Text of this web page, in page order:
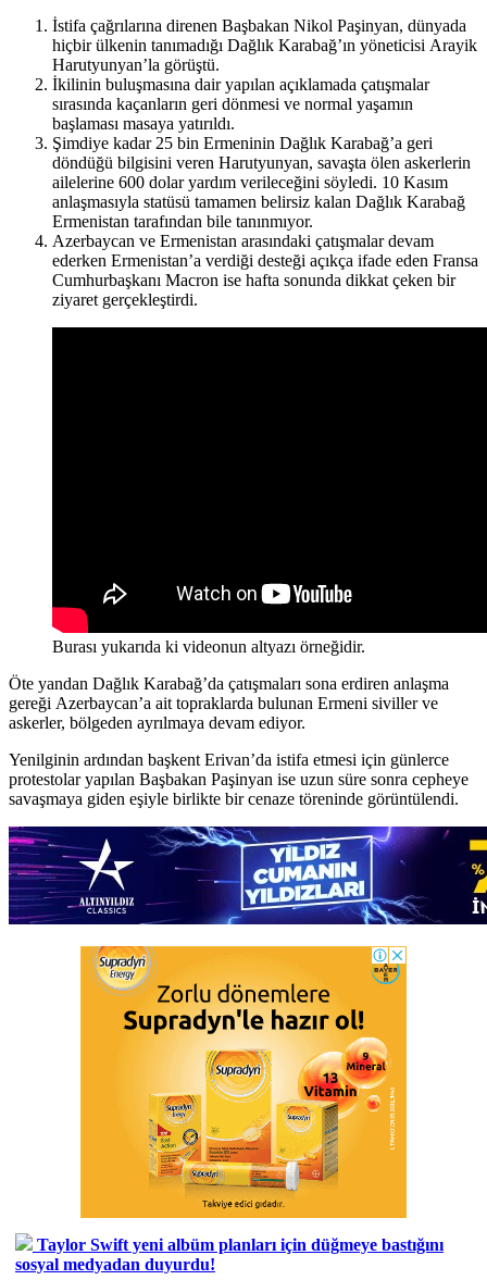
İstifa çağrılarına direnen Başbakan Nikol Paşinyan, dünyada
hiçbir ülkenin tanımadığı Dağlık Karabağ’ın yöneticisi Arayik
Harutyunyan’la görüştü.
İkilinin buluşmasına dair yapılan açıklamada çatışmalar
sırasında kaçanların geri dönmesi ve normal yaşamın
başlaması masaya yatırıldı.
Şimdiye kadar 25 bin Ermeninin Dağlık Karabağ’a geri
döndüğü bilgisini veren Harutyunyan, savaşta ölen askerlerin
ailelerine 600 dolar yardım verileceğini söyledi. 10 Kasım
anlaşmasıyla statüsü tamamen belirsiz kalan Dağlık Karabağ
Ermenistan tarafından bile tanınmıyor.
Azerbaycan ve Ermenistan arasındaki çatışmalar devam
ederken Ermenistan’a verdiği desteği açıkça ifade eden Fransa
Cumhurbaşkanı Macron ise hafta sonunda dikkat çeken bir
ziyaret gerçekleştirdi.
Burası yukarıda ki videonun altyazı örneğidir.
Öte yandan Dağlık Karabağ’da çatışmaları sona erdiren anlaşma
gereği Azerbaycan’a ait topraklarda bulunan Ermeni siviller ve
askerler, bölgeden ayrılmaya devam ediyor.
Yenilginin ardından başkent Erivan’da istifa etmesi için günlerce
protestolar yapılan Başbakan Paşinyan ise uzun süre sonra cepheye
savaşmaya giden eşiyle birlikte bir cenaze töreninde görüntülendi.
Taylor Swift yeni albüm planları için düğmeye bastığını
sosyal medyadan duyurdu!